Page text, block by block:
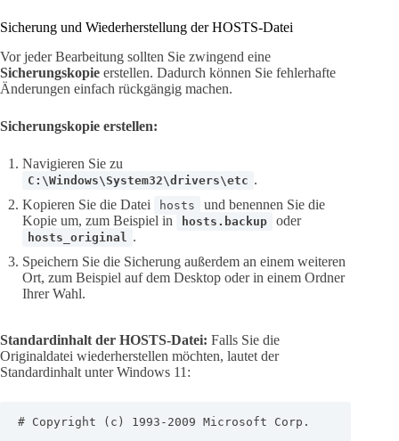
Sicherung und Wiederherstellung der HOSTS-Datei
Vor jeder Bearbeitung sollten Sie zwingend eine
Sicherungskopie erstellen. Dadurch können Sie fehlerhafte
Änderungen einfach rückgängig machen.
Sicherungskopie erstellen:
Navigieren Sie zu
C:\Windows\System32\drivers\etc .
Kopieren Sie die Datei
hosts
und benennen Sie die
Kopie um, zum Beispiel in
hosts.backup oder
hosts_original .
Speichern Sie die Sicherung außerdem an einem weiteren
Ort, zum Beispiel auf dem Desktop oder in einem Ordner
Ihrer Wahl.
Standardinhalt der HOSTS-Datei: Falls Sie die
Originaldatei wiederherstellen möchten, lautet der
Standardinhalt unter Windows 11:
# Copyright (c) 1993-2009 Microsoft Corp.